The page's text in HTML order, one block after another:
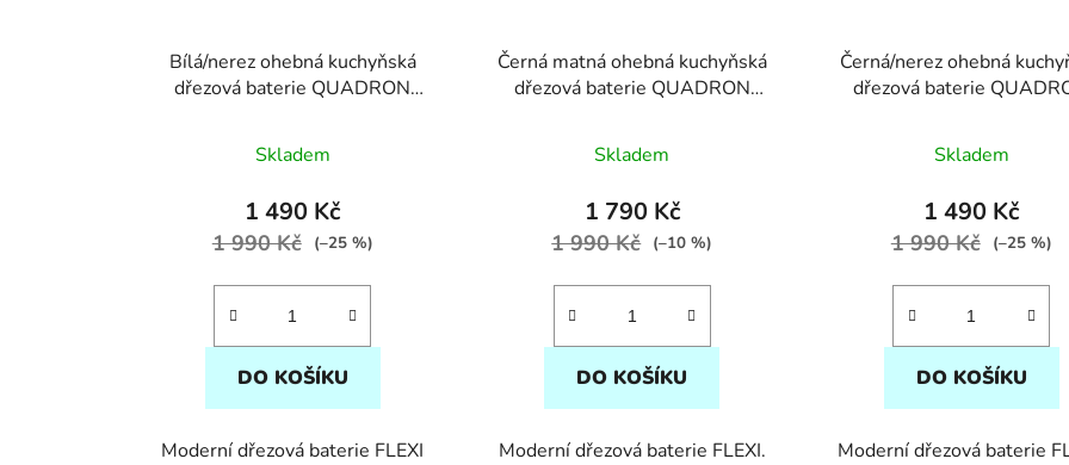
Bílá/nerez ohebná kuchyňská
dřezová baterie QUADRON
Skladem
1 490 Kč
1 990 Kč (–25 %)
DO KOŠÍKU
Moderní dřezová baterie FLEXI
Černá matná ohebná kuchyňská
dřezová baterie QUADRON
hodnocení
produktu
je
5
hvězdiček.
Skladem
1 790 Kč
1 990 Kč (–10 %)
DO KOŠÍKU
Moderní dřezová baterie FLEXI.
Černá/nerez ohebná
dřezová baterie
hodnocení
produktu
je
5
hvězdiček.
Skladem
1 490 Kč
1 990 Kč (–25 %)
DO KOŠÍKU
Moderní dřezová baterie